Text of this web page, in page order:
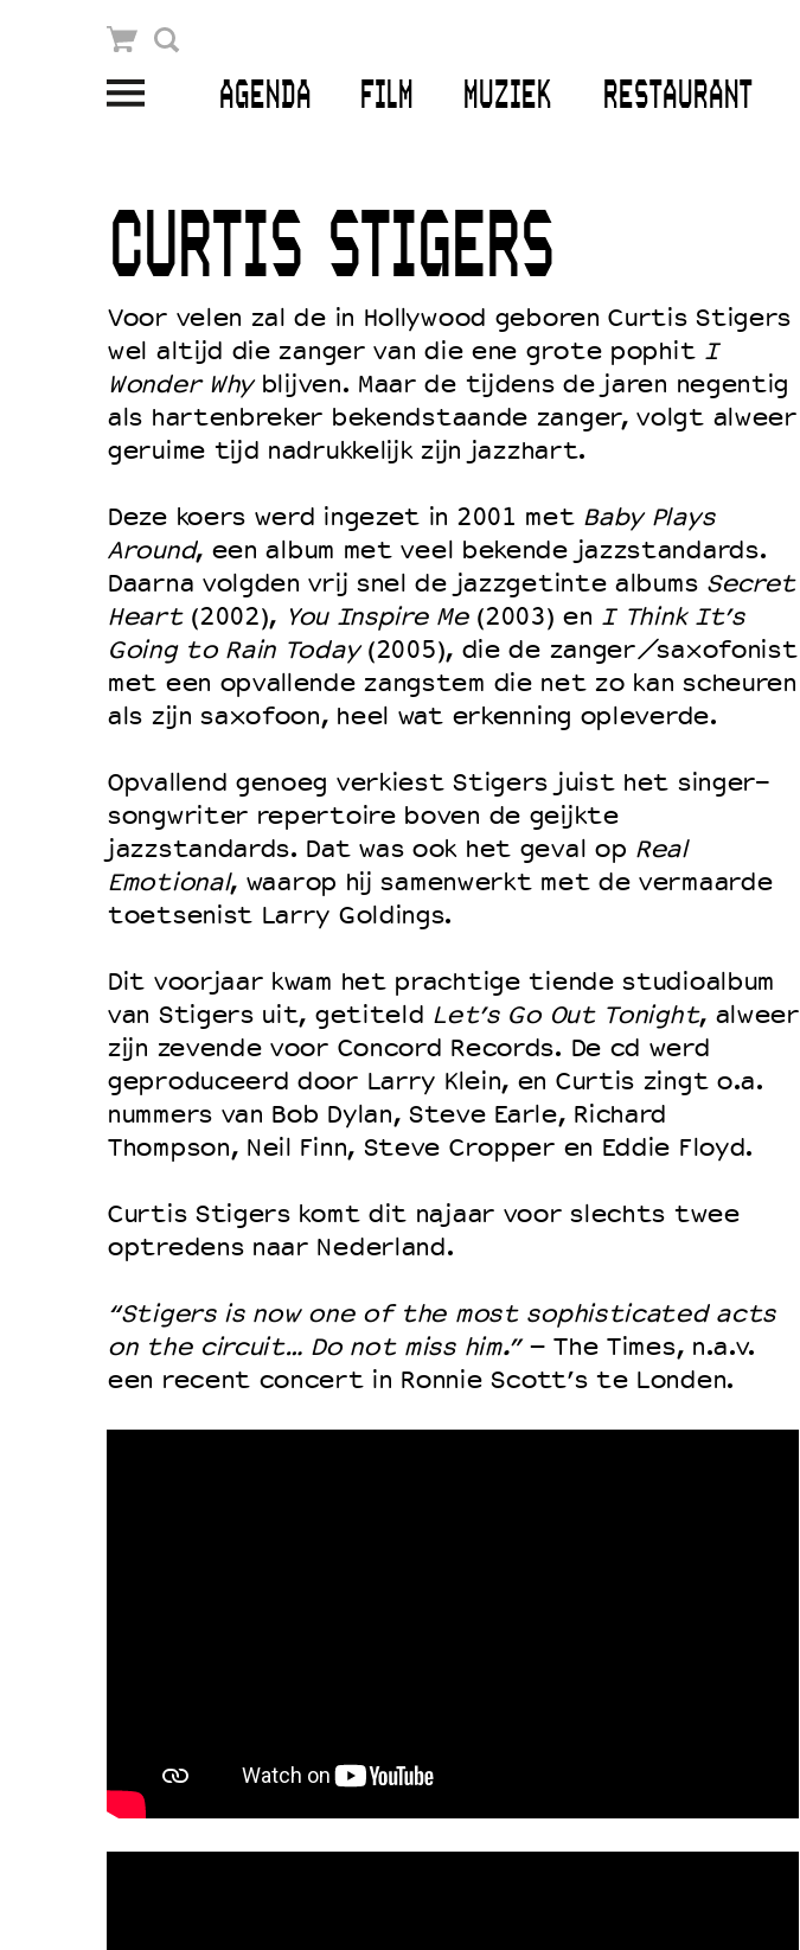
AGENDA FILM MUZIEK RESTAURANT
Winkelmandje
Openingstijden & contact
Bereikbaarheid
EDUCATIE
Schoolvoorstellingen
Filmprogramma’s VO/MBO
Speciale educatieprogramma’s
OVER LANTARENVENSTER
Wat we doen
Wie is wie
Word vriend
Historie
Partners
Huisregels
Privacyverklaring
Integriteits- en gedragscode
Duurzaamheid
Culturele boycot Israël
CURTIS STIGERS
Voor velen zal de in Hollywood geboren Curtis Stigers
wel altijd die zanger van die ene grote pophit I
Wonder Whyblijven. Maar de tijdens de jaren negentig
als hartenbreker bekendstaande zanger, volgt alweer
geruime tijd nadrukkelijk zijn jazzhart.
Deze koers werd ingezet in 2001 met Baby Plays
Around, een album met veel bekende jazzstandards.
Daarna volgden vrij snel de jazzgetinte albums Secret
Heart(2002), You Inspire Me(2003) en I Think It’s
Going to Rain Today(2005), die de zanger/saxofonist
met een opvallende zangstem die net zo kan scheuren
als zijn saxofoon, heel wat erkenning opleverde.
Opvallend genoeg verkiest Stigers juist het singer-
songwriter repertoire boven de geijkte
jazzstandards. Dat was ook het geval op Real
Emotional, waarop hij samenwerkt met de vermaarde
toetsenist Larry Goldings.
Dit voorjaar kwam het prachtige tiende studioalbum
van Stigers uit, getiteld Let’s Go Out Tonight, alweer
zijn zevende voor Concord Records. De cd werd
geproduceerd door Larry Klein, en Curtis zingt o.a.
nummers van Bob Dylan, Steve Earle, Richard
Thompson, Neil Finn, Steve Cropper en Eddie Floyd.
Curtis Stigers komt dit najaar voor slechts twee
optredens naar Nederland.
“Stigers is now one of the most sophisticated acts
on the circuit… Do not miss him.”– The Times, n.a.v.
een recent concert in Ronnie Scott’s te Londen.